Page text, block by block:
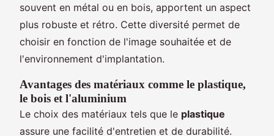
souvent en métal ou en bois, apportent un aspect
plus robuste et rétro. Cette diversité permet de
choisir en fonction de l'image souhaitée et de
l'environnement d'implantation.
Avantages des matériaux comme le plastique,
le bois et l'aluminium
Le choix des matériaux tels que le plastique
assure une facilité d'entretien et de durabilité.